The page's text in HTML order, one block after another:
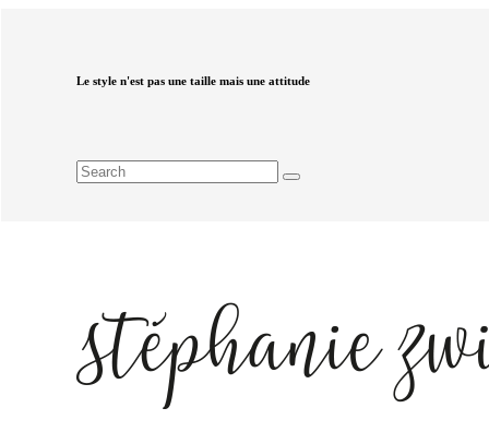
Le style n'est pas une taille mais une attitude